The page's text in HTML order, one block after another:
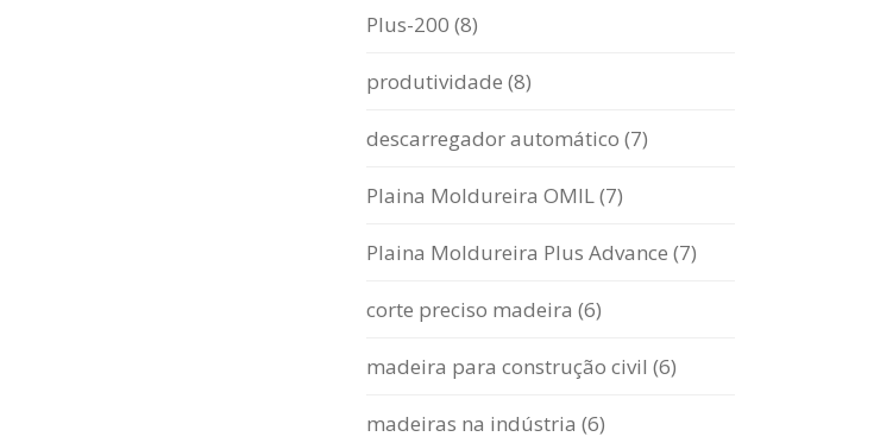
Plus-200 (8)
produtividade (8)
descarregador automático (7)
Plaina Moldureira OMIL (7)
Plaina Moldureira Plus Advance (7)
corte preciso madeira (6)
madeira para construção civil (6)
madeiras na indústria (6)